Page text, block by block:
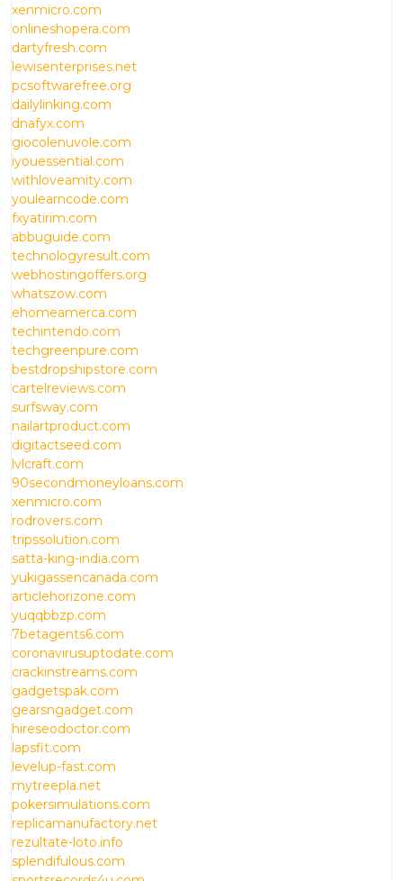
xenmicro.com
onlineshopera.com
dartyfresh.com
lewisenterprises.net
pcsoftwarefree.org
dailylinking.com
dnafyx.com
giocolenuvole.com
iyouessential.com
withloveamity.com
youlearncode.com
fxyatirim.com
abbuguide.com
technologyresult.com
webhostingoffers.org
whatszow.com
ehomeamerca.com
techintendo.com
techgreenpure.com
bestdropshipstore.com
cartelreviews.com
surfsway.com
nailartproduct.com
digitactseed.com
lvlcraft.com
90secondmoneyloans.com
xenmicro.com
rodrovers.com
tripssolution.com
satta-king-india.com
yukigassencanada.com
articlehorizone.com
yuqqbbzp.com
7betagents6.com
coronavirusuptodate.com
crackinstreams.com
gadgetspak.com
gearsngadget.com
hireseodoctor.com
lapsfit.com
levelup-fast.com
mytreepla.net
pokersimulations.com
replicamanufactory.net
rezultate-loto.info
splendifulous.com